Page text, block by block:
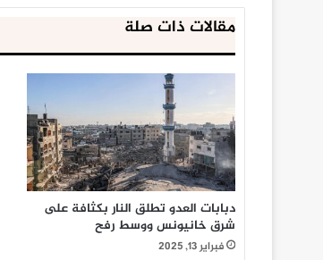
مقالات ذات صلة
دبابات العدو تطلق النار بكثافة على
شرق خانيونس ووسط رفح
فبراير 13, 2025